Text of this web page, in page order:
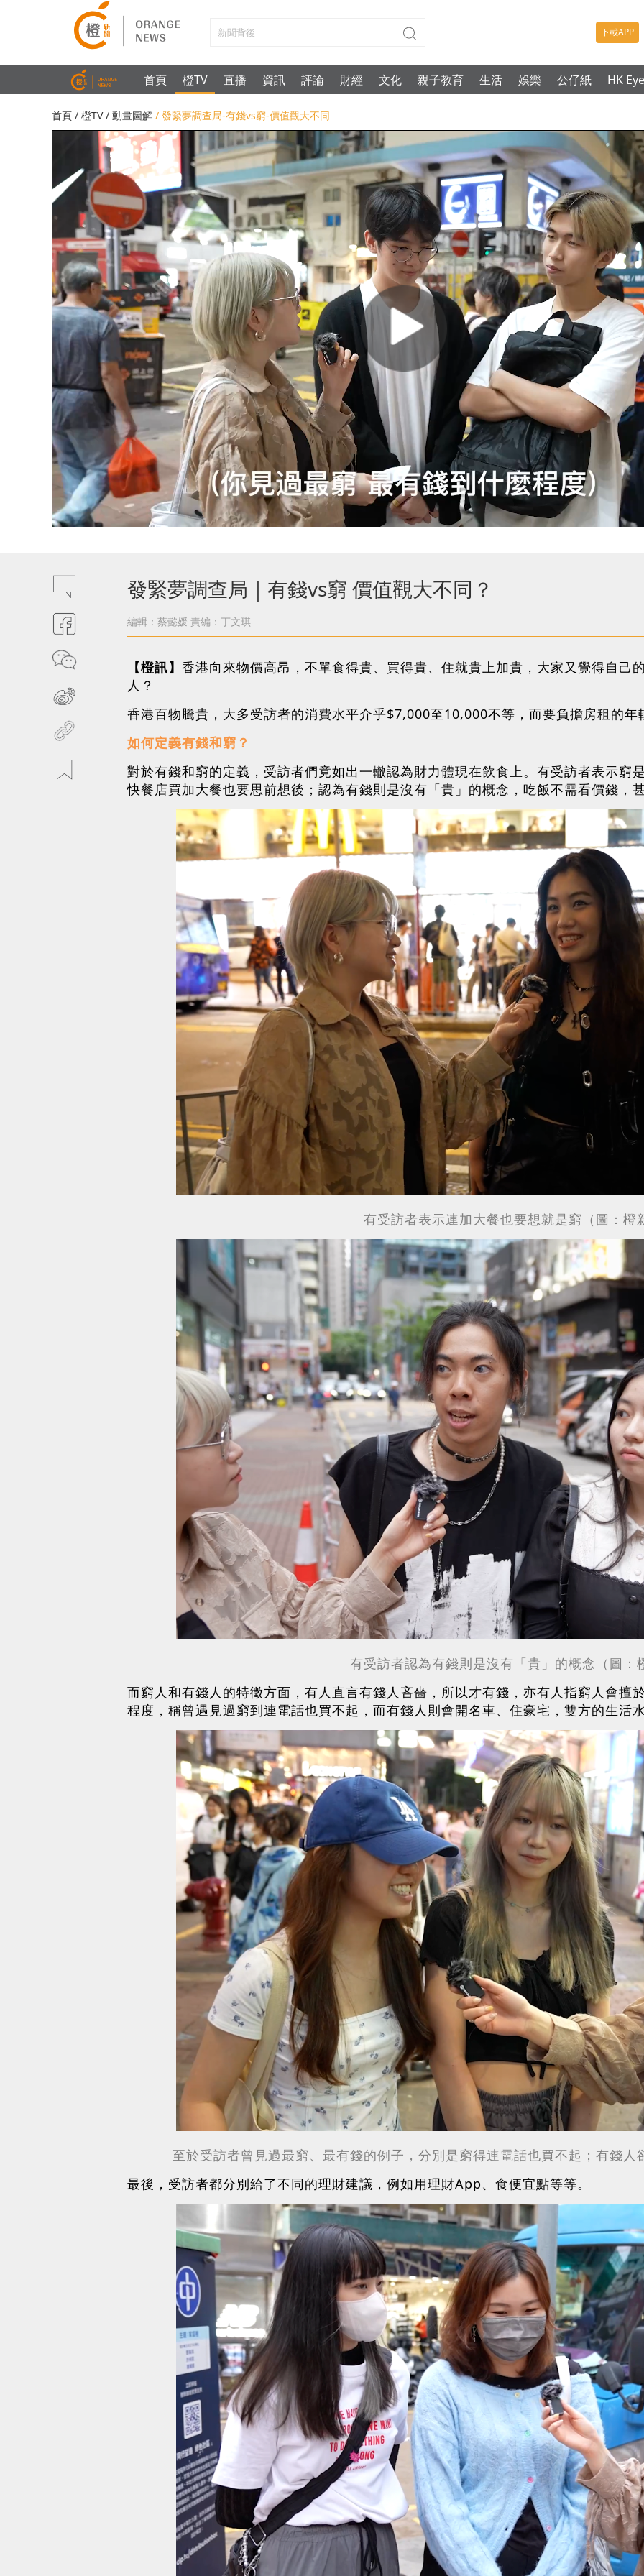
下載APP
首頁 橙TV 直播 資訊 評論 財經 文化 親子教育 生活 娛樂 公仔紙 HK Eye
首頁 / 橙TV/ 動畫圖解 / 發緊夢調查局-有錢vs窮-價值觀大不同
發緊夢調查局｜有錢vs窮 價值觀大不同？
編輯：蔡懿媛 責編：丁文琪
【橙訊】 香港向來物價高昂，不單食得貴、買得貴、住就貴上加貴，大家又覺得自己
人？
香港百物騰貴，大多受訪者的消費水平介乎$7,000至10,000不等，而要負擔房租的
如何定義有錢和窮？
對於有錢和窮的定義，受訪者們竟如出一轍認為財力體現在飲食上。有受訪者表示窮
快餐店買加大餐也要思前想後；認為有錢則是沒有「貴」的概念，吃飯不需看價錢，
有受訪者表示連加大餐也要想就是窮 （圖：橙
有受訪者認為有錢則是沒有「貴」的概念（圖：
而窮人和有錢人的特徵方面，有人直言有錢人吝嗇，所以才有錢，亦有人指窮人會擅
程度，稱曾遇見過窮到連電話也買不起，而有錢人則會開名車、住豪宅，雙方的生活
至於受訪者曾見過最窮、最有錢的例子，分別是窮得連電話也買不起；有錢
最後，受訪者都分別給了不同的理財建議，例如用理財App、食便宜點等等。